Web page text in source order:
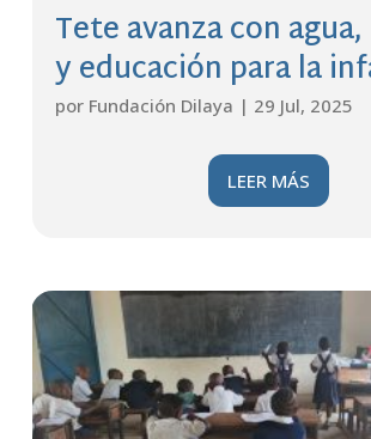
Tete avanza con
y educación para la
por Fundación Dilaya | 29 Jul, 2025
LEER MÁS